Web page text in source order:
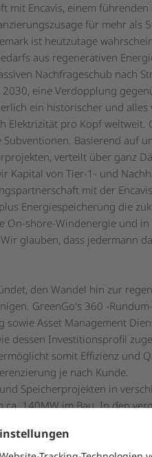
mit Encavis, einem
für mehr als
ist heutzutage
aus regenerativen
Nachfrageschub nach
eine Verdopplung
ein historischer und
Elektrizität pro Kopf
Basierend auf
verteilt über ganz
Kapital von Tier-1- und
mit der
Energiespeicherung die
On-shore-Windenergie und
glauben, dass jedermann
den Wandel hin zur
GreenGo's 360 -
sowie Asset Management
dessen Investitionsprofil
somit Effizienz und
je nach Kunde.
Speicherprojekten in
140MW im Bau. In den
für ihre Projektpipeline